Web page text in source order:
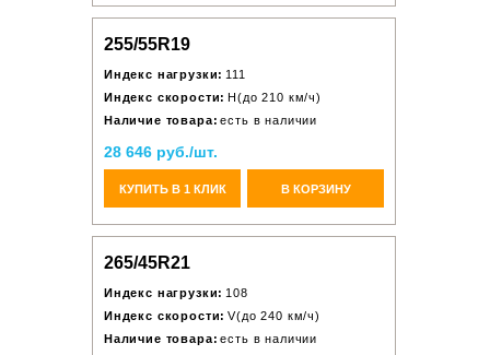
255/55R19
Индекс нагрузки: 111
Индекс скорости: H(до 210 км/ч)
Наличие товара: есть в наличии
28 646 руб./шт.
КУПИТЬ В 1 КЛИК В КОРЗИНУ
265/45R21
Индекс нагрузки: 108
Индекс скорости: V(до 240 км/ч)
Наличие товара: есть в наличии